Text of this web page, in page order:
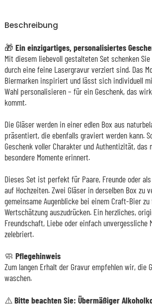
Beschreibung
🎁 Ein einzigartiges, personalisiertes
Mit diesem liebevoll gestalteten Set schenken
durch eine feine Lasergravur verziert sind. Das
Biermarken inspiriert und lässt sich individuell
Wahl personalisieren – für ein Geschenk, das
kommt.
Die Gläser werden in einer edlen Box aus
präsentiert, die ebenfalls graviert werden kann.
Geschenk voller Charakter und Authentizität, das
besondere Momente erinnert.
Dieses Set ist perfekt für Paare, Freunde oder
auf Hochzeiten. Zwei Gläser in derselben Box zu
gemeinsame Augenblicke bei einem Craft-Bier
Wertschätzung auszudrücken. Ein herzliches,
Freundschaft, Liebe oder einfach unvergessliche
zelebriert.
🧼 Pflegehinweis
Zum langen Erhalt der Gravur empfehlen wir, die
waschen.
⚠️ Bitte beachten Sie: Übermäßiger